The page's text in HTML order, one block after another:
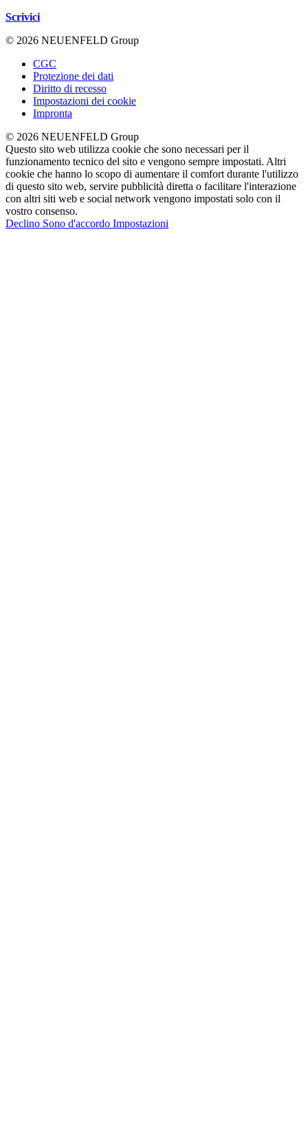
Scrivici
© 2026 NEUENFELD Group
CGC
Protezione dei dati
Diritto di recesso
Impostazioni dei cookie
Impronta
© 2026 NEUENFELD Group
Questo sito web utilizza cookie che sono necessari per il
funzionamento tecnico del sito e vengono sempre impostati. Altri
cookie che hanno lo scopo di aumentare il comfort durante l'utilizzo
di questo sito web, servire pubblicità diretta o facilitare l'interazione
con altri siti web e social network vengono impostati solo con il
vostro consenso.
Declino Sono d'accordo Impostazioni